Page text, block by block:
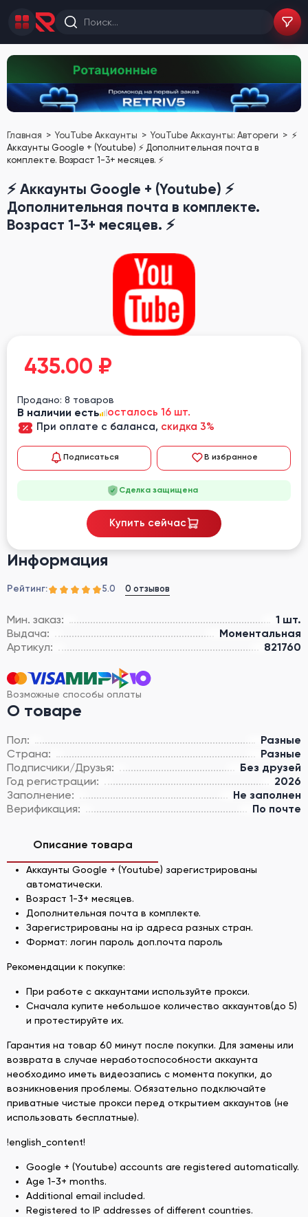
Главная YouTube Аккаунты YouTube Аккаунты: Автореги
⚡️
Аккаунты Google + (Youtube) ⚡️ Дополнительная почта в
комплекте. Возраст 1-3+ месяцев. ⚡️
⚡️ Аккаунты Google + (Youtube) ⚡️
Дополнительная почта в комплекте.
Возраст 1-3+ месяцев. ⚡️
Информация
Рейтинг: 5.0 0 отзывов
Мин. заказ:
1 шт.
Выдача:
Моментальная
Артикул:
821760
Возможные способы оплаты
О товаре
Пол:
Разные
Страна:
Разные
Подписчики/Друзья:
Без друзей
Год регистрации:
2026
Заполнение:
Не заполнен
Верификация:
По почте
435.00 ₽
Продано: 8 товаров
В наличии есть
осталось 16 шт.
При оплате с баланса, скидка 3%
Подписаться В избранное
Сделка защищена
Купить сейчас
Описание товара
Аккаунты Google + (Youtube) зарегистрированы
автоматически.
Возраст 1-3+ месяцев.
Дополнительная почта в комплекте.
Зарегистрированы на ip адреса разных стран.
Формат: логин пароль доп.почта пароль
Рекомендации к покупке:
При работе с аккаунтами используйте прокси.
Сначала купите небольшое количество аккаунтов(до 5)
и протестируйте их.
Гарантия на товар 60 минут после покупки. Для замены или
возврата в случае неработоспособности аккаунта
необходимо иметь видеозапись с момента покупки, до
возникновения проблемы. Обязательно подключайте
приватные чистые прокси перед открытием аккаунтов (не
использовать бесплатные).
!english_content!
Google + (Youtube) accounts are registered automatically.
Age 1-3+ months.
Additional email included.
Registered to IP addresses of different countries.